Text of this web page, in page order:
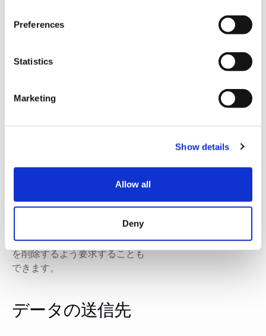
Preferences
Statistics
Marketing
Show details
Allow all
Deny
キューに入れるのではなく、認
お客様の権利
お客様には、お客様が当社に提
データのコピーを要求する権利
があります。また、セキュリテ
的で保持することが法的または
行政的に義務付けられている情
報を除き、お客様の個人データ
を削除するよう要求することも
できます。
データの送信先